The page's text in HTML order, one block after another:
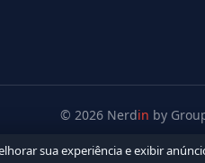
© 2026 Nerdin by
sua experiência e exibir